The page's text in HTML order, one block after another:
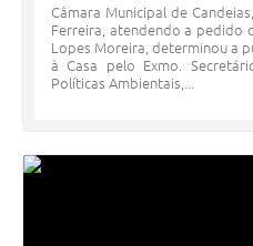
Câmara Municipal de
Ferreira, atendendo a pedido
Lopes Moreira, determinou a
à Casa pelo Exmo.
Políticas Ambientais,...